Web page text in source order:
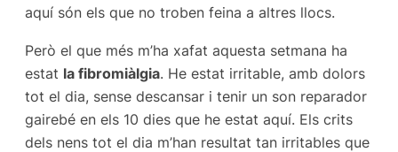
aquí són els que no troben feina a altres llocs.
Però el que més m’ha xafat aquesta setmana ha
estat la fibromiàlgia. He estat irritable, amb dolors
tot el dia, sense descansar i tenir un son reparador
gairebé en els 10 dies que he estat aquí. Els crits
dels nens tot el dia m’han resultat tan irritables que